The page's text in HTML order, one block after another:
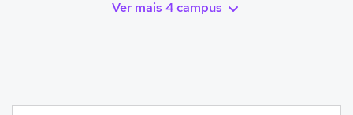
Ver mais 4 campus